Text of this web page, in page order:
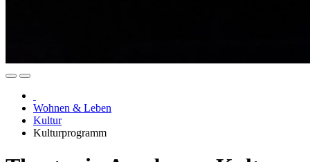
Wohnen & Leben
Kultur
Kulturprogramm